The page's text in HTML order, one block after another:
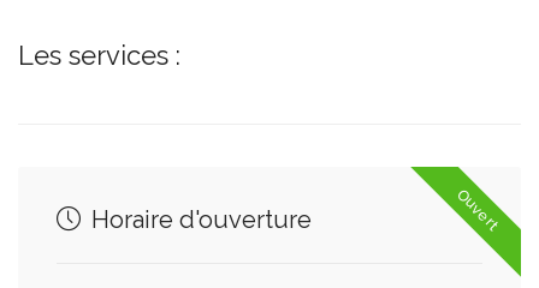
Les services :
Ouvert
Horaire d'ouverture